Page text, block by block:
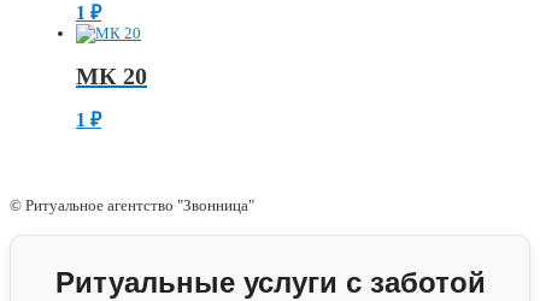
1 ₽
МК 20
1 ₽
© Ритуальное агентство "Звонница"
Ритуальные услуги с заботой